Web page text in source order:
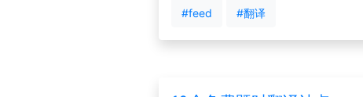
#feed #翻译